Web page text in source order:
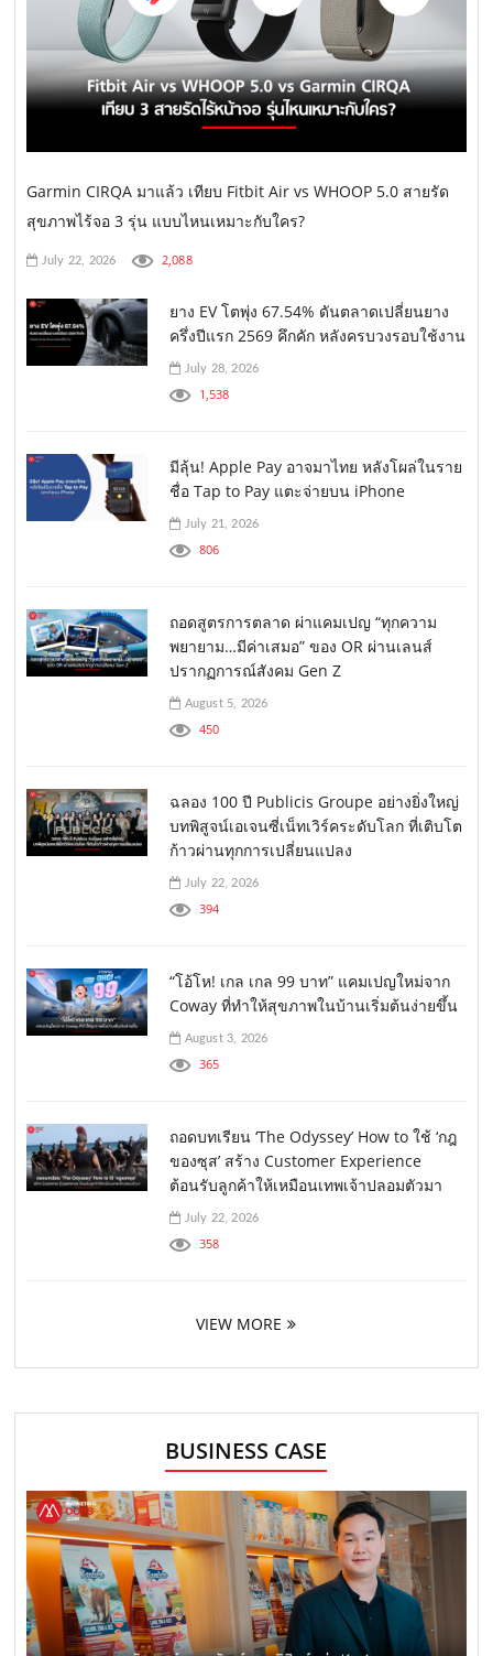
Garmin CIRQA มาแล้ว เทียบ Fitbit Air vs WHOOP 5.0 สายรัด
สุขภาพไร้จอ 3 รุ่น แบบไหนเหมาะกับใคร?
July 22, 2026 2,088
ยาง EV โตพุ่ง 67.54% ดันตลาดเปลี่ยนยาง
ครึ่งปีแรก 2569 คึกคัก หลังครบวงรอบใช้งาน
July 28, 2026
1,538
มีลุ้น! Apple Pay อาจมาไทย หลังโผล่ในราย
ชื่อ Tap to Pay แตะจ่ายบน iPhone
July 21, 2026
806
ถอดสูตรการตลาด ผ่าแคมเปญ “ทุกความ
พยายาม…มีค่าเสมอ” ของ OR ผ่านเลนส์
ปรากฏการณ์สังคม Gen Z
August 5, 2026
450
ฉลอง 100 ปี Publicis Groupe อย่างยิ่งใหญ่
บทพิสูจน์เอเจนซี่เน็ทเวิร์คระดับโลก ที่เติบโต
ก้าวผ่านทุกการเปลี่ยนแปลง
July 22, 2026
394
“โอ้โห! เกล เกล 99 บาท” แคมเปญใหม่จาก
Coway ที่ทำให้สุขภาพในบ้านเริ่มต้นง่ายขึ้น
August 3, 2026
365
ถอดบทเรียน ‘The Odyssey’ How to ใช้ ‘กฎ
ของซุส’ สร้าง Customer Experience
ต้อนรับลูกค้าให้เหมือนเทพเจ้าปลอมตัวมา
July 22, 2026
358
VIEW MORE
BUSINESS CASE